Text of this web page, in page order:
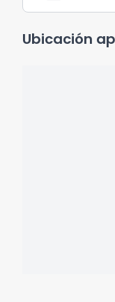
Ubicación